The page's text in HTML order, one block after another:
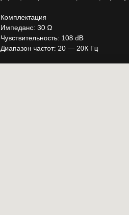
Комплектация
Импеданс: 30 Ω
Чувствительность: 108 dB
Диапазон частот: 20 — 20К Гц